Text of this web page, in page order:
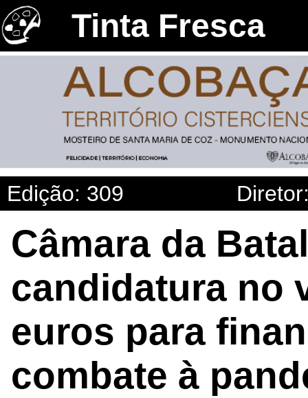
Tinta Fresca
Edição: 309
Câmara da
candidatura no
euros para
combate à